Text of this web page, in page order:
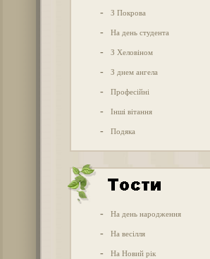
- З Покрова
- На день студента
- З Хеловіном
- З днем ангела
- Професійні
- Інші вітання
- Подяка
- На день народження
- На весілля
- На Новий рік